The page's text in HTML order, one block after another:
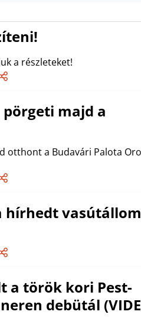
a részleteket!
majd a
otthont a Budavári Palota
hírhedt
a török kori Pest-
debütál